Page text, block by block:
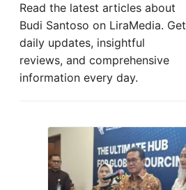
Read the latest articles about
Budi Santoso on LiraMedia. Get
daily updates, insightful
reviews, and comprehensive
information every day.